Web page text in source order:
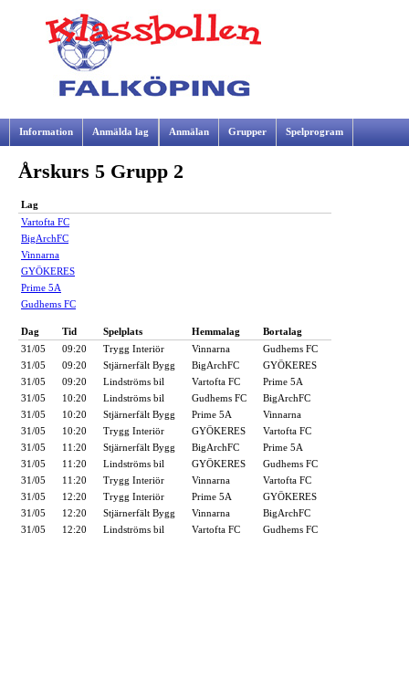
Information Anmälda lag Anmälan Grupper Spelprogram
Samarbetspartners
Årskurs 5 Grupp 2
Lag
Vartofta FC
BigArchFC
Vinnarna
GYÖKERES
Prime 5A
Gudhems FC
Dag Tid Spelplats Hemmalag
Bortalag
31/05
09:20 Trygg Interiör Vinnarna
Gudhems FC
31/05
09:20 Stjärnerfält Bygg BigArchFC
GYÖKERES
31/05
09:20 Lindströms bil Vartofta FC
Prime 5A
31/05
10:20 Lindströms bil Gudhems FC
BigArchFC
31/05
10:20 Stjärnerfält Bygg Prime 5A
Vinnarna
31/05
10:20 Trygg Interiör GYÖKERES
Vartofta FC
31/05
11:20 Stjärnerfält Bygg BigArchFC
Prime 5A
31/05
11:20 Lindströms bil GYÖKERES
Gudhems FC
31/05
11:20 Trygg Interiör Vinnarna
Vartofta FC
31/05
12:20 Trygg Interiör Prime 5A
GYÖKERES
31/05
12:20 Stjärnerfält Bygg Vinnarna
BigArchFC
31/05
12:20 Lindströms bil Vartofta FC Gudhems FC